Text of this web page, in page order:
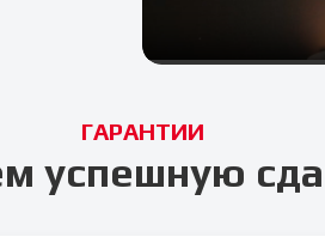
ГАРАНТИИ
успешную